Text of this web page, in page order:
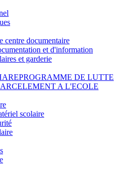
centre documentaire
et d'information
et garderie
PROGRAMME DE LUTTE
A L'ECOLE
scolaire